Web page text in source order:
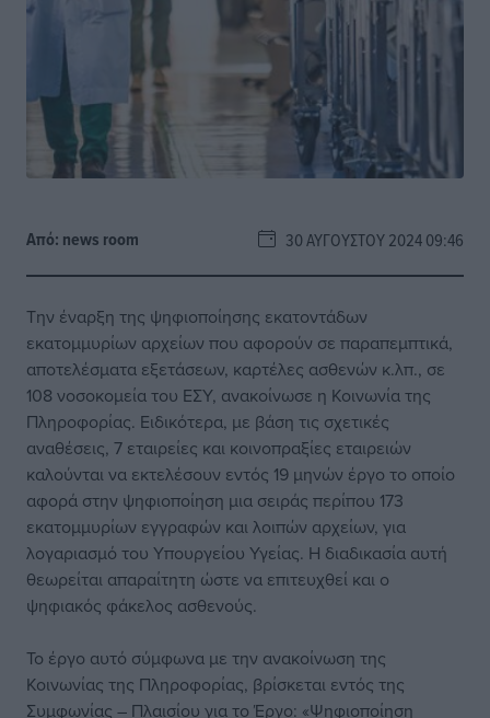
Από: news room 30 ΑΥΓΟΎΣΤΟΥ 2024 09:46
Την έναρξη της ψηφιοποίησης εκατοντάδων
εκατομμυρίων αρχείων που αφορούν σε παραπεμπτικά,
αποτελέσματα εξετάσεων, καρτέλες ασθενών κ.λπ., σε
108 νοσοκομεία του ΕΣΥ, ανακοίνωσε η Κοινωνία της
Πληροφορίας. Ειδικότερα, με βάση τις σχετικές
αναθέσεις, 7 εταιρείες και κοινοπραξίες εταιρειών
καλούνται να εκτελέσουν εντός 19 μηνών έργο το οποίο
αφορά στην ψηφιοποίηση μια σειράς περίπου 173
εκατομμυρίων εγγραφών και λοιπών αρχείων, για
λογαριασμό του Υπουργείου Υγείας. Η διαδικασία αυτή
θεωρείται απαραίτητη ώστε να επιτευχθεί και ο
ψηφιακός φάκελος ασθενούς.
Το έργο αυτό σύμφωνα με την ανακοίνωση της
Κοινωνίας της Πληροφορίας, βρίσκεται εντός της
Συμφωνίας – Πλαισίου για το Έργο: «Ψηφιοποίηση